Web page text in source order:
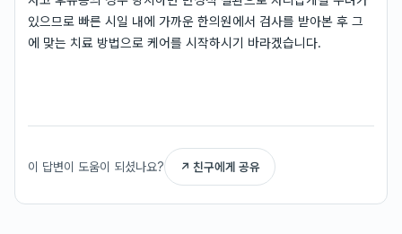
있으므로 빠른 시일 내에 가까운 한의원에서 검사를 받아본 후 그
에 맞는 치료 방법으로 케어를 시작하시기 바라겠습니다.
이 답변이 도움이 되셨나요? ↗ 친구에게 공유